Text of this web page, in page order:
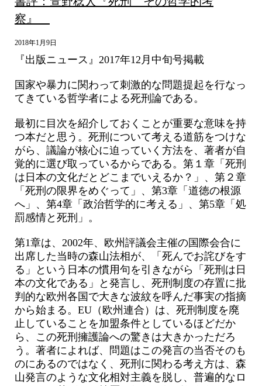
察』
2018年1月9日
『出版ニュース』2017年12月中旬号掲載
国家や暴力に関わって刺激的な問題提起を行なっ
てきている哲学者による死刑論である。
最初に目次を紹介しておくことが重要な意味を持
つ本だと思う。死刑について考える道筋をつけな
がら、議論が核心に迫っていく方法を、著者が自
覚的に選び取っているからである。第１章「死刑
は日本の文化だとどこまでいえるか？」、第２章
「死刑の限界をめぐって」、第3章「道徳の根源
へ」、第4章「政治哲学的に考える」、第5章「処
罰感情と死刑」。
第1章は、2002年、欧州評議会主催の国際会合に
出席した当時の森山法相が、「死んでお詫びをす
る」という日本の慣用句を引きながら「死刑は日
本の文化である」と発言し、死刑制度の存置に批
判的な欧州各国で大きな波紋を呼んだ事実の指摘
から始まる。EU（欧州連合）は、死刑制度を廃
止していることを加盟条件としているほどだか
ら、この死刑擁護論への驚きは大きかっただろ
う。著者によれば、問題はこの発言の当否そのも
のにあるのではなく、死刑に関わる考え方は、森
山発言のような文化相対主義を脱し、普遍的なロ